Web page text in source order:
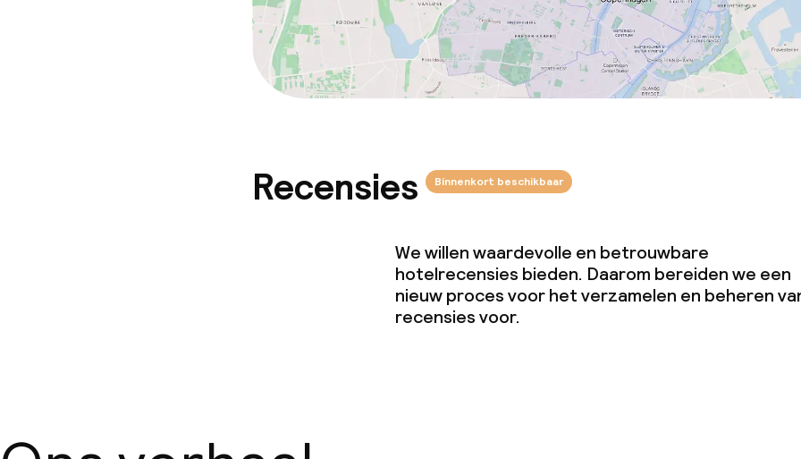
Beleid
Overal rookvrij
Recensies Binnenkort beschikbaar
We willen waardevolle en betrouwbare
hotelrecensies bieden. Daarom bereiden we een
nieuw proces voor het verzamelen en beheren
recensies voor.